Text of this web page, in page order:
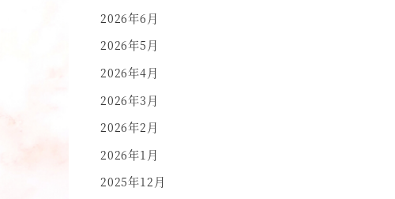
2026年6月
2026年5月
2026年4月
2026年3月
2026年2月
2026年1月
2025年12月